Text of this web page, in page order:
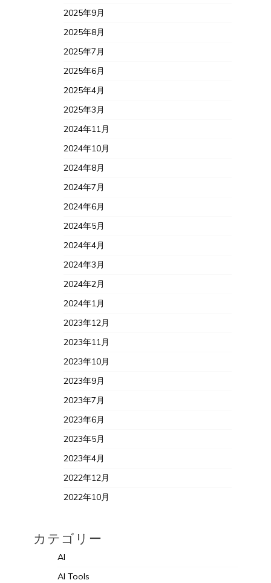
2025年9月
2025年8月
2025年7月
2025年6月
2025年4月
2025年3月
2024年11月
2024年10月
2024年8月
2024年7月
2024年6月
2024年5月
2024年4月
2024年3月
2024年2月
2024年1月
2023年12月
2023年11月
2023年10月
2023年9月
2023年7月
2023年6月
2023年5月
2023年4月
2022年12月
2022年10月
カテゴリー
AI
AI Tools